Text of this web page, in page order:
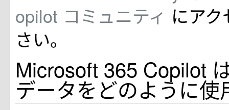
opilot コミュニティ にア
さい。
Microsoft 365 Copilot
データをどのように使